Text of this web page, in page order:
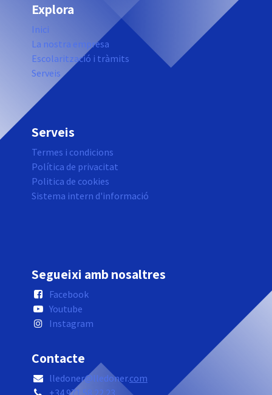
Explora
Inici
La nostra empresa
Escolarització i tràmits
Serveis
Serveis
Termes i condicions
Política de privacitat
Politica de cookies
Sistema intern d'informació
Segueixi amb nosaltres
Facebook
Youtube
Instagram
Contacte
lledoner@lledoner.com
+34 971 58 22 23